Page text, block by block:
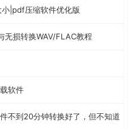
|pdf压缩软件优化版
无损转换WAV/FLAC教程
软件
不到20分钟转换好了，但不知道